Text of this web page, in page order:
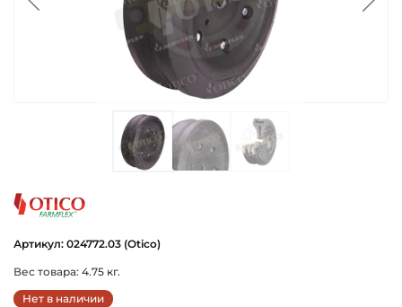
Артикул: 024772.03 (Otico)
Вес товара: 4.75 кг.
Нет в наличии